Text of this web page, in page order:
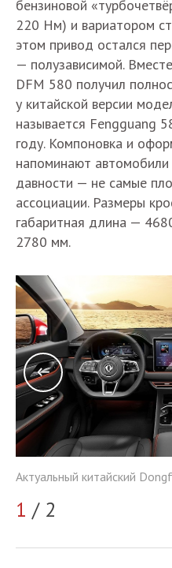
бензиновой
220 Нм) и вариатором
этом привод остался
— полузависимой.
DFM 580 получил
у китайской версии
называется Fengguang
году. Компоновка и
напоминают
давности — не самые
ассоциации. Размеры
габаритная длина —
2780 мм.
Актуальный китайский
1 / 2